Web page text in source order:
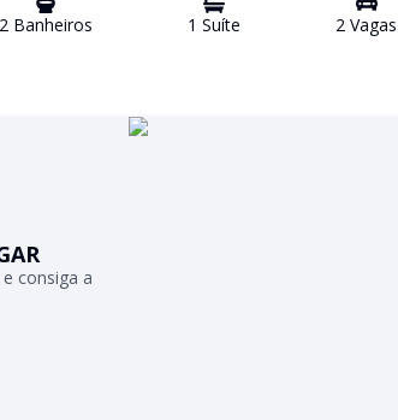
2Banheiros 1 Suíte 2 Vagas
consiga a